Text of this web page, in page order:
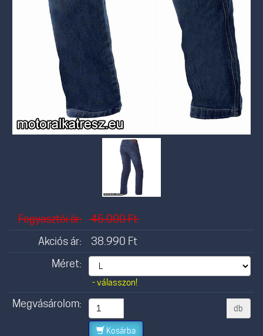
Fogyasztói ár: 45.000Ft
Akciós ár:
38.990 Ft
Méret:
- válasszon!
Megvásárolom: db
Kosárba